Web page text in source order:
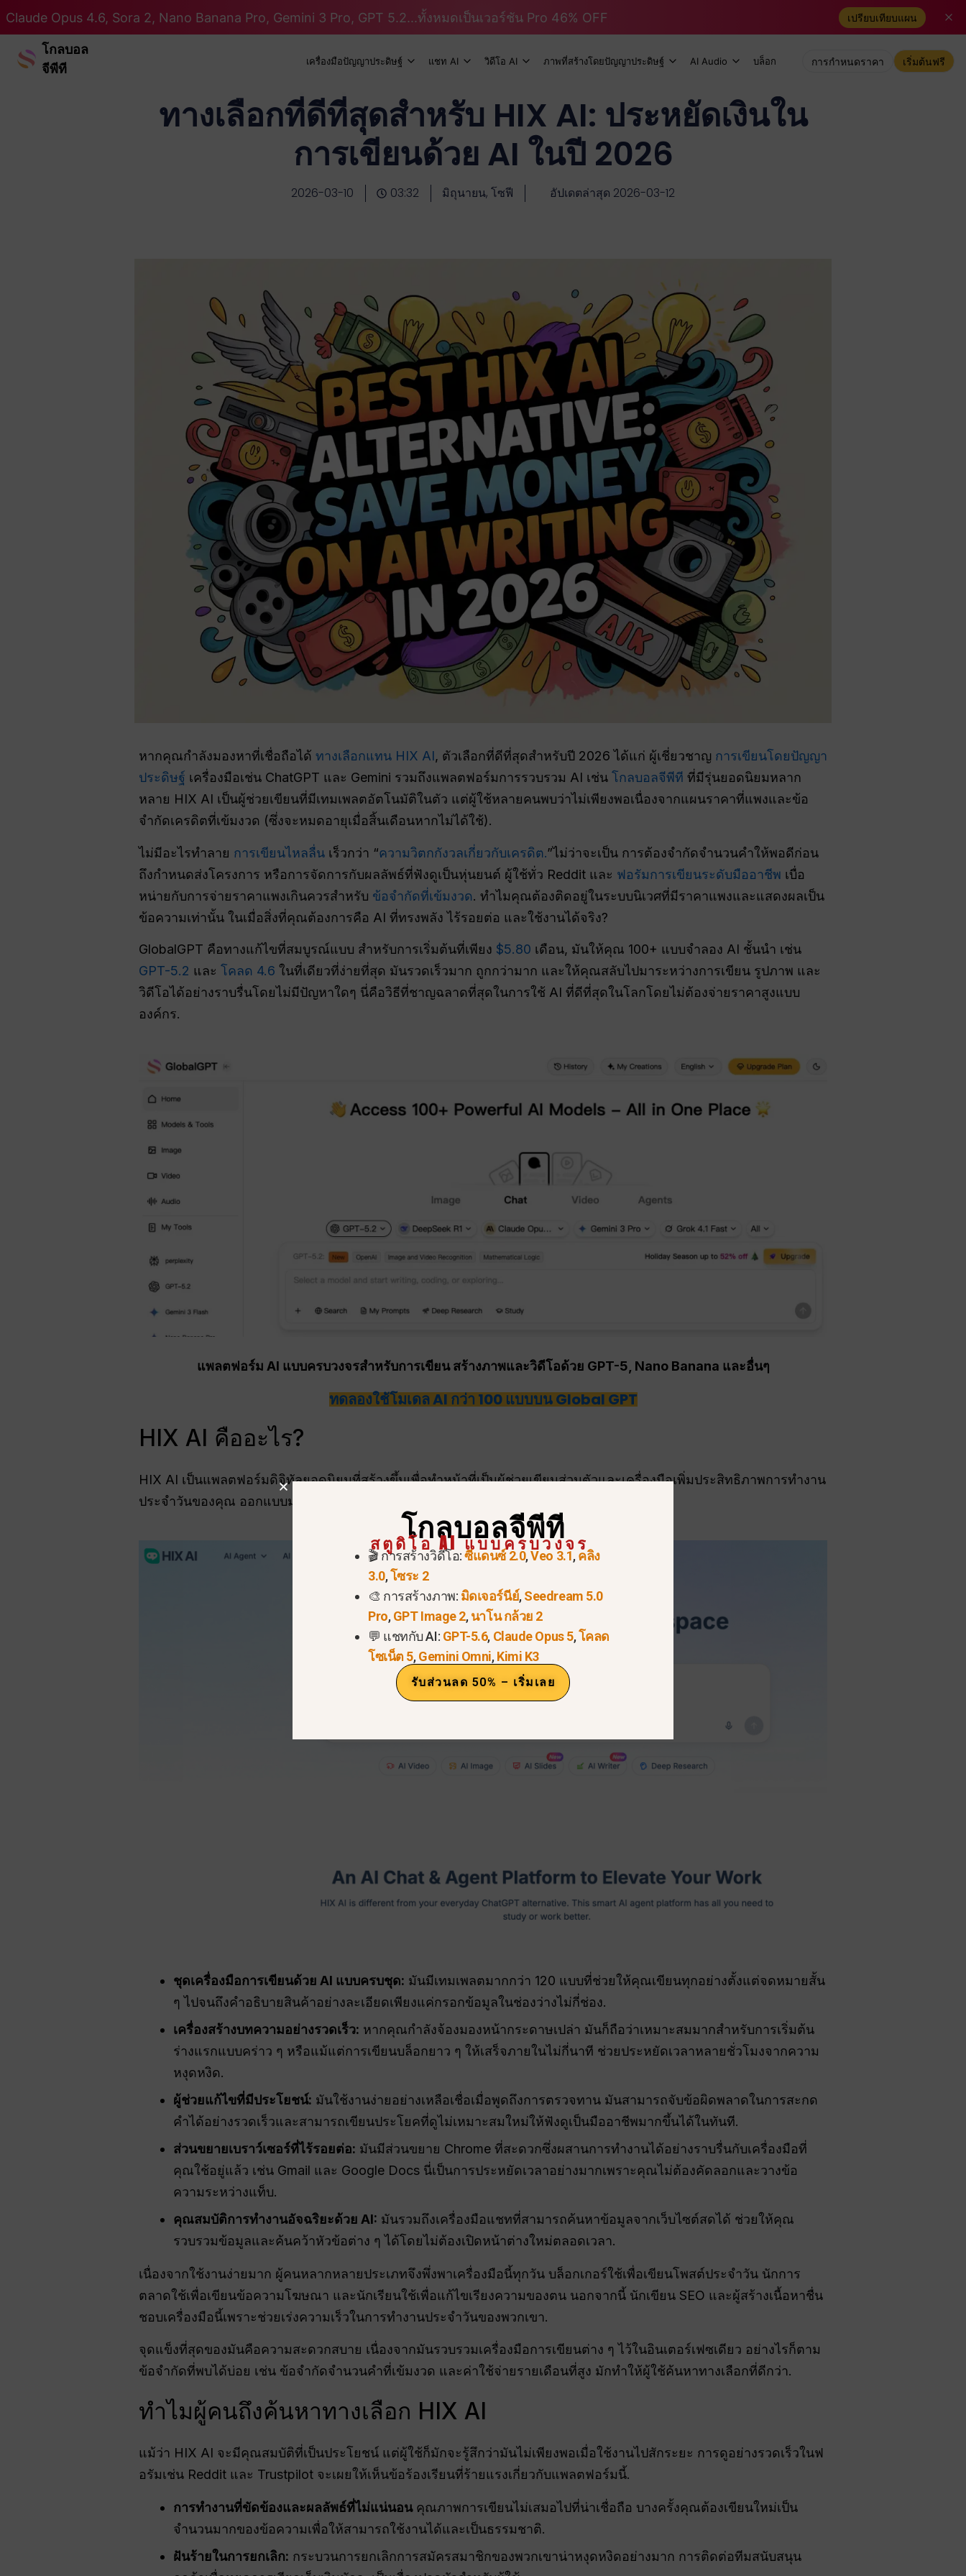
Claude Opus 4.6, Sora 2, Nano Banana Pro, Gemini 3 Pro, GPT 5.2...ทั้งหมดเป็นเวอร์ชัน Pro 46% OFF เปรียบเทียบแผน
โกลบอล
จีพีที
เครื่องมือปัญญาประดิษฐ์ แชท AI วิดีโอ AI ภาพที่สร้างโดยปัญญาประดิษฐ์ AI Audio บล็อก การกำหนดราคา เริ่มต้นฟรี
ทางเลือกที่ดีที่สุดสำหรับ HIX AI: ประหยัดเงินใน
การเขียนด้วย AI ในปี 2026
2026-03-10 03:32 มิถุนายน, โซฟี อัปเดตล่าสุด 2026-03-12
หากคุณกำลังมองหาที่เชื่อถือได้ ทางเลือกแทน HIX AI, ตัวเลือกที่ดีที่สุดสำหรับปี 2026 ได้แก่ ผู้เชี่ยวชาญ การเขียนโดยปัญญา
ประดิษฐ์ เครื่องมือเช่น ChatGPT และ Gemini รวมถึงแพลตฟอร์มการรวบรวม AI เช่น โกลบอลจีพีที ที่มีรุ่นยอดนิยมหลาก
หลาย HIX AI เป็นผู้ช่วยเขียนที่มีเทมเพลตอัตโนมัติในตัว แต่ผู้ใช้หลายคนพบว่าไม่เพียงพอเนื่องจากแผนราคาที่แพงและข้อ
จำกัดเครดิตที่เข้มงวด (ซึ่งจะหมดอายุเมื่อสิ้นเดือนหากไม่ได้ใช้).
ไม่มีอะไรทำลาย การเขียนไหลลื่น เร็วกว่า “ความวิตกกังวลเกี่ยวกับเครดิต.”ไม่ว่าจะเป็น การต้องจำกัดจำนวนคำให้พอดีก่อน
ถึงกำหนดส่งโครงการ หรือการจัดการกับผลลัพธ์ที่ฟังดูเป็นหุ่นยนต์ ผู้ใช้ทั่ว Reddit และ ฟอรัมการเขียนระดับมืออาชีพ เบื่อ
หน่ายกับการจ่ายราคาแพงเกินควรสำหรับ ข้อจำกัดที่เข้มงวด. ทำไมคุณต้องติดอยู่ในระบบนิเวศที่มีราคาแพงและแสดงผลเป็น
ข้อความเท่านั้น ในเมื่อสิ่งที่คุณต้องการคือ AI ที่ทรงพลัง ไร้รอยต่อ และใช้งานได้จริง?
GlobalGPT คือทางแก้ไขที่สมบูรณ์แบบ สำหรับการเริ่มต้นที่เพียง $5.80 เดือน, มันให้คุณ 100+ แบบจำลอง AI ชั้นนำ เช่น
GPT-5.2 และ โคลด 4.6 ในที่เดียวที่ง่ายที่สุด มันรวดเร็วมาก ถูกกว่ามาก และให้คุณสลับไปมาระหว่างการเขียน รูปภาพ และ
วิดีโอได้อย่างราบรื่นโดยไม่มีปัญหาใดๆ นี่คือวิธีที่ชาญฉลาดที่สุดในการใช้ AI ที่ดีที่สุดในโลกโดยไม่ต้องจ่ายราคาสูงแบบ
องค์กร.
แพลตฟอร์ม AI แบบครบวงจรสำหรับการเขียน สร้างภาพและวิดีโอด้วย GPT-5, Nano Banana และอื่นๆ
ทดลองใช้โมเดล AI กว่า 100 แบบบน Global GPT
HIX AI คืออะไร?
HIX AI เป็นแพลตฟอร์มดิจิทัลยอดนิยมที่สร้างขึ้นเพื่อทำหน้าที่เป็นผู้ช่วยเขียนส่วนตัวและเครื่องมือเพิ่มประสิทธิภาพการทำงาน
ประจำวันของคุณ ออกแบบมาเพื่อช่วยให้คุณสร้างข้อความได้เร็วกว่าการเขียนจากศูนย์.
ชุดเครื่องมือการเขียนด้วย AI แบบครบชุด: มันมีเทมเพลตมากกว่า 120 แบบที่ช่วยให้คุณเขียนทุกอย่างตั้งแต่จดหมายสั้น
ๆ ไปจนถึงคำอธิบายสินค้าอย่างละเอียดเพียงแค่กรอกข้อมูลในช่องว่างไม่กี่ช่อง.
เครื่องสร้างบทความอย่างรวดเร็ว: หากคุณกำลังจ้องมองหน้ากระดาษเปล่า มันก็ถือว่าเหมาะสมมากสำหรับการเริ่มต้น
ร่างแรกแบบคร่าว ๆ หรือแม้แต่การเขียนบล็อกยาว ๆ ให้เสร็จภายในไม่กี่นาที ช่วยประหยัดเวลาหลายชั่วโมงจากความ
หงุดหงิด.
ผู้ช่วยแก้ไขที่มีประโยชน์: มันใช้งานง่ายอย่างเหลือเชื่อเมื่อพูดถึงการตรวจทาน มันสามารถจับข้อผิดพลาดในการสะกด
คำได้อย่างรวดเร็วและสามารถเขียนประโยคที่ดูไม่เหมาะสมใหม่ให้ฟังดูเป็นมืออาชีพมากขึ้นได้ในทันที.
ส่วนขยายเบราว์เซอร์ที่ไร้รอยต่อ: มันมีส่วนขยาย Chrome ที่สะดวกซึ่งผสานการทำงานได้อย่างราบรื่นกับเครื่องมือที่
คุณใช้อยู่แล้ว เช่น Gmail และ Google Docs นี่เป็นการประหยัดเวลาอย่างมากเพราะคุณไม่ต้องคัดลอกและวางข้อ
ความระหว่างแท็บ.
คุณสมบัติการทำงานอัจฉริยะด้วย AI: มันรวมถึงเครื่องมือแชทที่สามารถค้นหาข้อมูลจากเว็บไซต์สดได้ ช่วยให้คุณ
รวบรวมข้อมูลและค้นคว้าหัวข้อต่าง ๆ ได้โดยไม่ต้องเปิดหน้าต่างใหม่ตลอดเวลา.
เนื่องจากใช้งานง่ายมาก ผู้คนหลากหลายประเภทจึงพึ่งพาเครื่องมือนี้ทุกวัน บล็อกเกอร์ใช้เพื่อเขียนโพสต์ประจำวัน นักการ
ตลาดใช้เพื่อเขียนข้อความโฆษณา และนักเรียนใช้เพื่อแก้ไขเรียงความของตน นอกจากนี้ นักเขียน SEO และผู้สร้างเนื้อหาชื่น
ชอบเครื่องมือนี้เพราะช่วยเร่งความเร็วในการทำงานประจำวันของพวกเขา.
จุดแข็งที่สุดของมันคือความสะดวกสบาย เนื่องจากมันรวบรวมเครื่องมือการเขียนต่าง ๆ ไว้ในอินเตอร์เฟซเดียว อย่างไรก็ตาม
ข้อจำกัดที่พบได้บ่อย เช่น ข้อจำกัดจำนวนคำที่เข้มงวด และค่าใช้จ่ายรายเดือนที่สูง มักทำให้ผู้ใช้ค้นหาทางเลือกที่ดีกว่า.
ทำไมผู้คนถึงค้นหาทางเลือก HIX AI
แม้ว่า HIX AI จะมีคุณสมบัติที่เป็นประโยชน์ แต่ผู้ใช้ก็มักจะรู้สึกว่ามันไม่เพียงพอเมื่อใช้งานไปสักระยะ การดูอย่างรวดเร็วในฟ
อรัมเช่น Reddit และ Trustpilot จะเผยให้เห็นข้อร้องเรียนที่ร้ายแรงเกี่ยวกับแพลตฟอร์มนี้.
การทำงานที่ขัดข้องและผลลัพธ์ที่ไม่แน่นอนคุณภาพการเขียนไม่เสมอไปที่น่าเชื่อถือ บางครั้งคุณต้องเขียนใหม่เป็น
จำนวนมากของข้อความเพื่อให้สามารถใช้งานได้และเป็นธรรมชาติ.
ฝันร้ายในการยกเลิก: กระบวนการยกเลิกการสมัครสมาชิกของพวกเขาน่าหงุดหงิดอย่างมาก การติดต่อทีมสนับสนุน
โกลบอลจีพีที
สตูดิโอ AI แบบครบวงจร
🎬 การสร้างวิดีโอ:ซีแดนซ์ 2.0,Veo 3.1,คลิง
3.0,โซระ 2
🎨 การสร้างภาพ: มิดเจอร์นีย์,Seedream 5.0
Pro,GPT Image 2,นาโน กล้วย 2
💬 แชทกับ AI: GPT-5.6, Claude Opus 5,โคลด
โซเน็ต 5,Gemini Omni,Kimi K3
รับส่วนลด 50% – เริ่มเลย